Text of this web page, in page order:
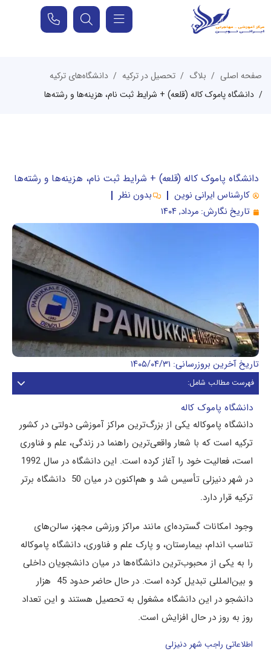
صفحه اصلی بلاگ تحصیل در ترکیه
دانشگاه‌های ترکیه
دانشگاه پاموک کاله (قلعه) + شرایط ثبت نام، هزینه‌ها و رشته‌ها
دانشگاه پاموک کاله (قلعه) + شرایط ثبت نام، هزینه‌ها و رشته‌ها
کارشناس ایرانی نوین
بدون نظر
تاریخ نگارش: مرداد, ۱۴۰۴
تاریخ آخرین بروزرسانی: ۱۴۰۵/۰۴/۳۱
فهرست مطالب شامل:
دانشگاه پاموک کاله
دانشگاه پاموکاله یکی از بزرگ‌ترین مراکز آموزشی دولتی در کشور
ترکیه است که با شعار واقعی‌ترین راهنما در زندگی، علم و فناوری
است، فعالیت خود را آغاز کرده است. این دانشگاه در سال 1992
در شهر دنیزلی تأسیس شد و هم‌اکنون در میان 50 دانشگاه برتر
ترکیه قرار دارد.
وجود امکانات گسترده‌ای مانند مراکز ورزشی مجهز، سالن‌های
تناسب اندام، بیمارستان، و پارک علم و فناوری، دانشگاه پاموکاله
را به یکی از محبوب‌ترین دانشگاه‌ها در میان دانشجویان داخلی
و بین‌المللی تبدیل کرده است. در حال حاضر حدود 45 هزار
دانشجو در این دانشگاه مشغول به تحصیل هستند و این تعداد
روز به روز در حال افزایش است.
اطلاعاتی راجب شهر دنیزلی